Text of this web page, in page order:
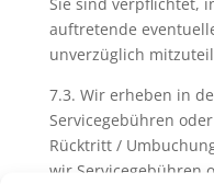
auftretende
unverzüglich
7.3. Wir erheben in
Servicegebühren
Rücktritt /
wir Servicegebühren